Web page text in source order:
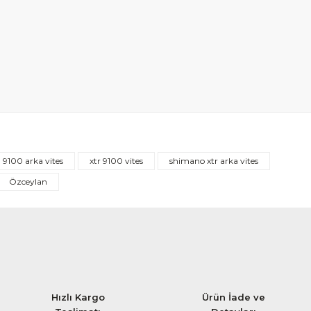
9100 arka vites xtr 9100 vites
shimano xtr arka vites
Özceylan
Hızlı Kargo
Ürün İade ve